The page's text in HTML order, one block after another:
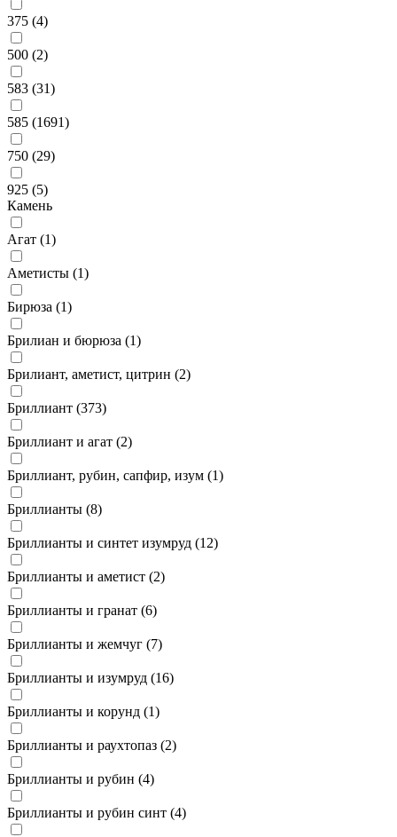
375 (4)
500 (2)
583 (31)
585 (1691)
750 (29)
925 (5)
Камень
Агат (1)
Аметисты (1)
Бирюза (1)
Брилиан и бюрюза (1)
Брилиант, аметист, цитрин (2)
Бриллиант (373)
Бриллиант и агат (2)
Бриллиант, рубин, сапфир, изум (1)
Бриллианты (8)
Бриллианты и синтет изумруд (12)
Бриллианты и аметист (2)
Бриллианты и гранат (6)
Бриллианты и жемчуг (7)
Бриллианты и изумруд (16)
Бриллианты и корунд (1)
Бриллианты и раухтопаз (2)
Бриллианты и рубин (4)
Бриллианты и рубин синт (4)